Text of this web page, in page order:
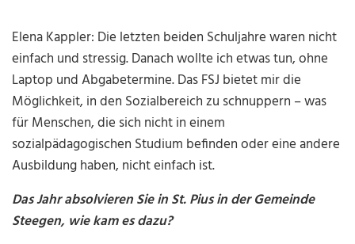
Elena Kappler: Die letzten beiden Schuljahre waren nicht
einfach und stressig. Danach wollte ich etwas tun, ohne
Laptop und Abgabetermine. Das FSJ bietet mir die
Möglichkeit, in den Sozialbereich zu schnuppern – was
für Menschen, die sich nicht in einem
sozialpädagogischen Studium befinden oder eine andere
Ausbildung haben, nicht einfach ist.
Das Jahr absolvieren Sie in St. Pius in der Gemeinde
Steegen, wie kam es dazu?